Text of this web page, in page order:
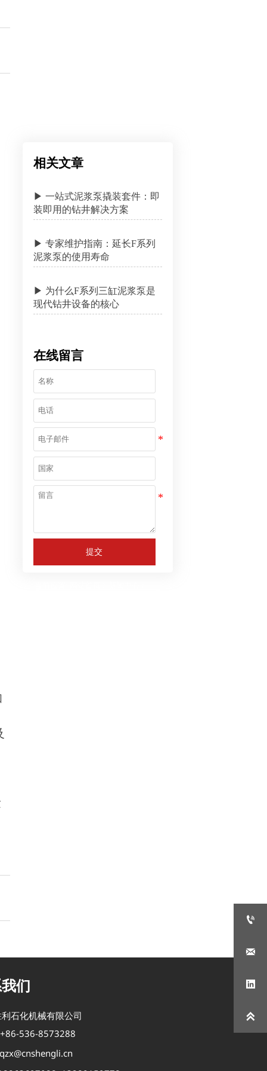
相关文章
▶ 一站式泥浆泵撬装套件：即
装即用的钻井解决方案
▶ 专家维护指南：延长F系列
泥浆泵的使用寿命
▶ 为什么F系列三缸泥浆泵是
现代钻井设备的核心
在线留言
提交
们
石化机械有限公司
536-8573288



